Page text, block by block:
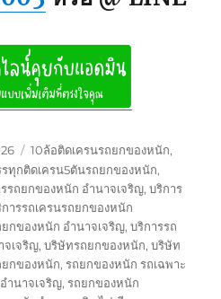
Tags
10ล้อติดเครนรถยกของหนัก,
รทุกติดเครน5ตันรถยกของหนัก,
รถยกของหนัก อำนาจเจริญ,บริการ
การรถเครนรถยกของหนัก
ยกของหนัก อำนาจเจริญ,บริการรถ
จเจริญ,บริษัทรถยกของหนัก,บริษัท
ยกของหนัก,รถยกของหนัก รถเฉพาะ
ำนาจเจริญ,รถยกของหนัก